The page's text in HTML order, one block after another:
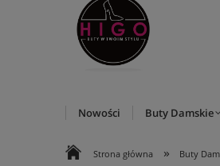
Nowości Buty Damskie
Strona główna » Buty